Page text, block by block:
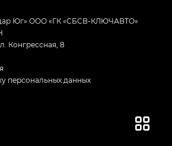
Юг» ООО «ГК «СБСВ-КЛЮЧАВТО»
Конгрессная, 8
персональных данных